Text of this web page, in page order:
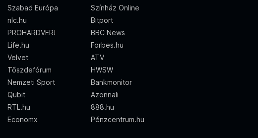
Szabad Európa
Színház Online
nlc.hu
Bitport
PROHARDVER!
BBC News
Life.hu
Forbes.hu
Velvet
ATV
Tőszdefórum
HWSW
Nemzeti Sport
Bankmonitor
Qubit
Azonnali
RTL.hu
888.hu
Economx
Pénzcentrum.hu